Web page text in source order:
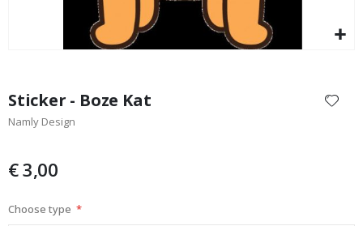
naar
het
begin
afbeeldingen-
Sticker - Boze Kat
Namly Design
€ 3,00
Choose type